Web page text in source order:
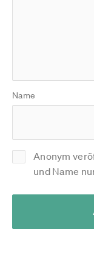
Name
Anonym
und Name